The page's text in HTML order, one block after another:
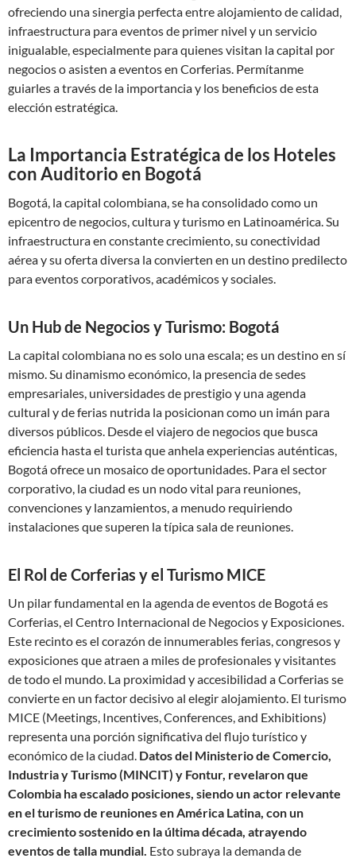
ofreciendo una sinergia perfecta entre alojamiento de calidad,
infraestructura para eventos de primer nivel y un servicio
inigualable, especialmente para quienes visitan la capital por
negocios o asisten a eventos en Corferias. Permítanme
guiarles a través de la importancia y los beneficios de esta
elección estratégica.
La Importancia Estratégica de los Hoteles
con Auditorio en Bogotá
Bogotá, la capital colombiana, se ha consolidado como un
epicentro de negocios, cultura y turismo en Latinoamérica. Su
infraestructura en constante crecimiento, su conectividad
aérea y su oferta diversa la convierten en un destino predilecto
para eventos corporativos, académicos y sociales.
Un Hub de Negocios y Turismo: Bogotá
La capital colombiana no es solo una escala; es un destino en sí
mismo. Su dinamismo económico, la presencia de sedes
empresariales, universidades de prestigio y una agenda
cultural y de ferias nutrida la posicionan como un imán para
diversos públicos. Desde el viajero de negocios que busca
eficiencia hasta el turista que anhela experiencias auténticas,
Bogotá ofrece un mosaico de oportunidades. Para el sector
corporativo, la ciudad es un nodo vital para reuniones,
convenciones y lanzamientos, a menudo requiriendo
instalaciones que superen la típica sala de reuniones.
El Rol de Corferias y el Turismo MICE
Un pilar fundamental en la agenda de eventos de Bogotá es
Corferias, el Centro Internacional de Negocios y Exposiciones.
Este recinto es el corazón de innumerables ferias, congresos y
exposiciones que atraen a miles de profesionales y visitantes
de todo el mundo. La proximidad y accesibilidad a Corferias se
convierte en un factor decisivo al elegir alojamiento. El turismo
MICE (Meetings, Incentives, Conferences, and Exhibitions)
representa una porción significativa del flujo turístico y
económico de la ciudad. Datos del Ministerio de Comercio,
Industria y Turismo (MINCIT) y Fontur, revelaron que
Colombia ha escalado posiciones, siendo un actor relevante
en el turismo de reuniones en América Latina, con un
crecimiento sostenido en la última década, atrayendo
eventos de talla mundial. Esto subraya la demanda de